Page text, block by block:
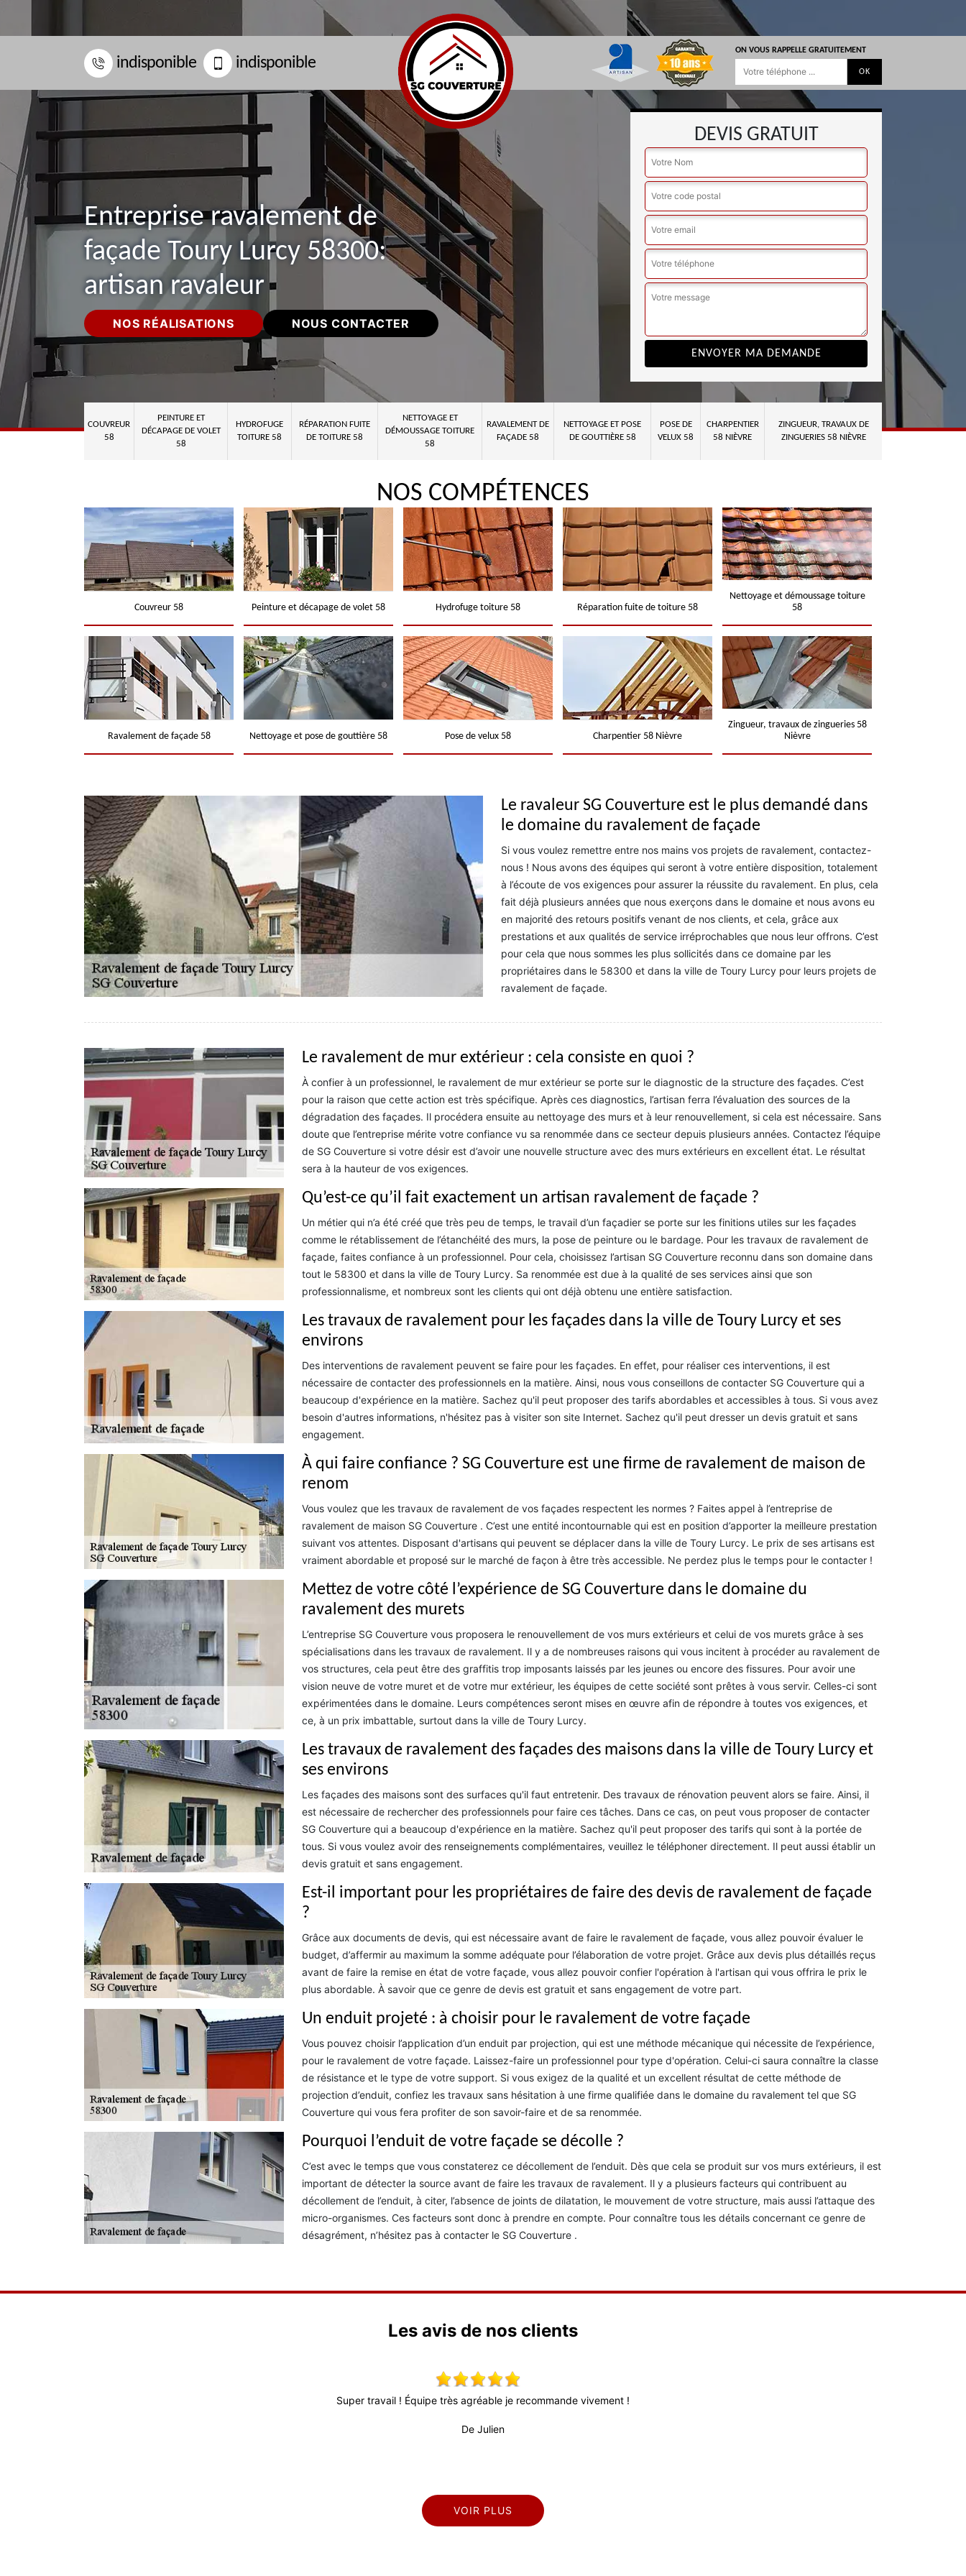
indisponible indisponible
ON VOUS RAPPELLE GRATUITEMENT
Entreprise ravalement de
façade Toury Lurcy 58300:
artisan ravaleur
NOS RÉALISATIONS NOUS CONTACTER
DEVIS GRATUIT
COUVREUR
58
PEINTURE ET
DÉCAPAGE DE VOLET
58
HYDROFUGE
TOITURE 58
RÉPARATION FUITE
DE TOITURE 58
NETTOYAGE ET
DÉMOUSSAGE TOITURE
58
RAVALEMENT DE
FAÇADE 58
NETTOYAGE ET POSE
DE GOUTTIÈRE 58
POSE DE
VELUX 58
CHARPENTIER
58 NIÈVRE
ZINGUEUR, TRAVAUX DE
ZINGUERIES 58 NIÈVRE
NOS COMPÉTENCES
Couvreur 58 Peinture et décapage de volet 58 Hydrofuge toiture 58 Réparation fuite de toiture 58
Nettoyage et démoussage toiture
58
Ravalement de façade 58 Nettoyage et pose de gouttière 58 Pose de velux 58 Charpentier 58 Nièvre
Zingueur, travaux de zingueries 58
Nièvre
Le ravaleur SG Couverture est le plus demandé dans
le domaine du ravalement de façade
Si vous voulez remettre entre nos mains vos projets de ravalement, contactez-
nous ! Nous avons des équipes qui seront à votre entière disposition, totalement
à l’écoute de vos exigences pour assurer la réussite du ravalement. En plus, cela
fait déjà plusieurs années que nous exerçons dans le domaine et nous avons eu
en majorité des retours positifs venant de nos clients, et cela, grâce aux
prestations et aux qualités de service irréprochables que nous leur offrons. C’est
pour cela que nous sommes les plus sollicités dans ce domaine par les
propriétaires dans le 58300 et dans la ville de Toury Lurcy pour leurs projets de
ravalement de façade.
Le ravalement de mur extérieur : cela consiste en quoi ?
À confier à un professionnel, le ravalement de mur extérieur se porte sur le diagnostic de la structure des façades. C’est
pour la raison que cette action est très spécifique. Après ces diagnostics, l’artisan ferra l’évaluation des sources de la
dégradation des façades. Il procédera ensuite au nettoyage des murs et à leur renouvellement, si cela est nécessaire. Sans
doute que l’entreprise mérite votre confiance vu sa renommée dans ce secteur depuis plusieurs années. Contactez l’équipe
de SG Couverture si votre désir est d’avoir une nouvelle structure avec des murs extérieurs en excellent état. Le résultat
sera à la hauteur de vos exigences.
Qu’est-ce qu’il fait exactement un artisan ravalement de façade ?
Un métier qui n’a été créé que très peu de temps, le travail d’un façadier se porte sur les finitions utiles sur les façades
comme le rétablissement de l’étanchéité des murs, la pose de peinture ou le bardage. Pour les travaux de ravalement de
façade, faites confiance à un professionnel. Pour cela, choisissez l’artisan SG Couverture reconnu dans son domaine dans
tout le 58300 et dans la ville de Toury Lurcy. Sa renommée est due à la qualité de ses services ainsi que son
professionnalisme, et nombreux sont les clients qui ont déjà obtenu une entière satisfaction.
Les travaux de ravalement pour les façades dans la ville de Toury Lurcy et ses
environs
Des interventions de ravalement peuvent se faire pour les façades. En effet, pour réaliser ces interventions, il est
nécessaire de contacter des professionnels en la matière. Ainsi, nous vous conseillons de contacter SG Couverture qui a
beaucoup d'expérience en la matière. Sachez qu'il peut proposer des tarifs abordables et accessibles à tous. Si vous avez
besoin d'autres informations, n'hésitez pas à visiter son site Internet. Sachez qu'il peut dresser un devis gratuit et sans
engagement.
À qui faire confiance ? SG Couverture est une firme de ravalement de maison de
renom
Vous voulez que les travaux de ravalement de vos façades respectent les normes ? Faites appel à l’entreprise de
ravalement de maison SG Couverture . C’est une entité incontournable qui est en position d’apporter la meilleure prestation
suivant vos attentes. Disposant d'artisans qui peuvent se déplacer dans la ville de Toury Lurcy. Le prix de ses artisans est
vraiment abordable et proposé sur le marché de façon à être très accessible. Ne perdez plus le temps pour le contacter !
Mettez de votre côté l’expérience de SG Couverture dans le domaine du
ravalement des murets
L’entreprise SG Couverture vous proposera le renouvellement de vos murs extérieurs et celui de vos murets grâce à ses
spécialisations dans les travaux de ravalement. Il y a de nombreuses raisons qui vous incitent à procéder au ravalement de
vos structures, cela peut être des graffitis trop imposants laissés par les jeunes ou encore des fissures. Pour avoir une
vision neuve de votre muret et de votre mur extérieur, les équipes de cette société sont prêtes à vous servir. Celles-ci sont
expérimentées dans le domaine. Leurs compétences seront mises en œuvre afin de répondre à toutes vos exigences, et
ce, à un prix imbattable, surtout dans la ville de Toury Lurcy.
Les travaux de ravalement des façades des maisons dans la ville de Toury Lurcy et
ses environs
Les façades des maisons sont des surfaces qu'il faut entretenir. Des travaux de rénovation peuvent alors se faire. Ainsi, il
est nécessaire de rechercher des professionnels pour faire ces tâches. Dans ce cas, on peut vous proposer de contacter
SG Couverture qui a beaucoup d'expérience en la matière. Sachez qu'il peut proposer des tarifs qui sont à la portée de
tous. Si vous voulez avoir des renseignements complémentaires, veuillez le téléphoner directement. Il peut aussi établir un
devis gratuit et sans engagement.
Est-il important pour les propriétaires de faire des devis de ravalement de façade
?
Grâce aux documents de devis, qui est nécessaire avant de faire le ravalement de façade, vous allez pouvoir évaluer le
budget, d’affermir au maximum la somme adéquate pour l’élaboration de votre projet. Grâce aux devis plus détaillés reçus
avant de faire la remise en état de votre façade, vous allez pouvoir confier l'opération à l'artisan qui vous offrira le prix le
plus abordable. À savoir que ce genre de devis est gratuit et sans engagement de votre part.
Un enduit projeté : à choisir pour le ravalement de votre façade
Vous pouvez choisir l’application d’un enduit par projection, qui est une méthode mécanique qui nécessite de l’expérience,
pour le ravalement de votre façade. Laissez-faire un professionnel pour type d'opération. Celui-ci saura connaître la classe
de résistance et le type de votre support. Si vous exigez de la qualité et un excellent résultat de cette méthode de
projection d’enduit, confiez les travaux sans hésitation à une firme qualifiée dans le domaine du ravalement tel que SG
Couverture qui vous fera profiter de son savoir-faire et de sa renommée.
Pourquoi l’enduit de votre façade se décolle ?
C’est avec le temps que vous constaterez ce décollement de l’enduit. Dès que cela se produit sur vos murs extérieurs, il est
important de détecter la source avant de faire les travaux de ravalement. Il y a plusieurs facteurs qui contribuent au
décollement de l’enduit, à citer, l’absence de joints de dilatation, le mouvement de votre structure, mais aussi l’attaque des
micro-organismes. Ces facteurs sont donc à prendre en compte. Pour connaître tous les détails concernant ce genre de
désagrément, n’hésitez pas à contacter le SG Couverture .
Les avis de nos clients
Super travail ! Équipe très agréable je recommande vivement !
De Julien
VOIR PLUS